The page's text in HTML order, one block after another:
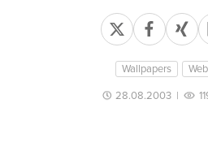
Wallpapers
28.08.2003 |